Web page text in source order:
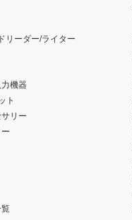
リーダー/ライター
力機器
ト
リー